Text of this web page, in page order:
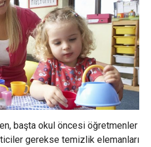
başta okul öncesi öğretmenler
gerekse temizlik elemanları